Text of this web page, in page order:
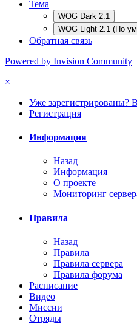
Тема
WOG Dark 2.1
WOG Light 2.1 (По
Обратная связь
Powered by Invision Community
×
Уже зарегистрированы?
Регистрация
Информация
Назад
Информация
О проекте
Мониторинг
Правила
Назад
Правила
Правила сервера
Правила форума
Расписание
Видео
Миссии
Отряды